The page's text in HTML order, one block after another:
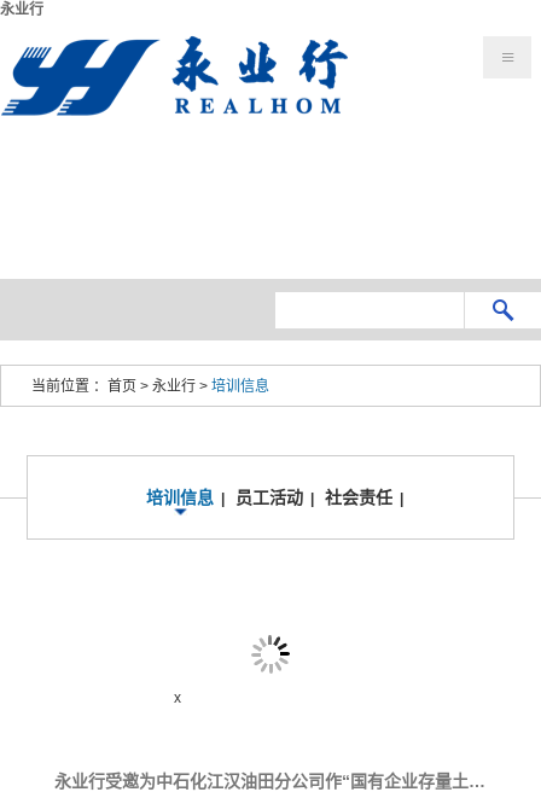
永业行
x
当前位置 ： 首页 > 永业行 > 培训信息
培训信息 员工活动 社会责任
永业行受邀为中石化江汉油田分公司作“国有企业存量土地盘活政策及实务交流”专题培训会